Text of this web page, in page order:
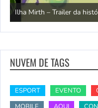
Ilha Mirth – Trailer da
NUVEM DE TAGS
ESPORT EVENTO